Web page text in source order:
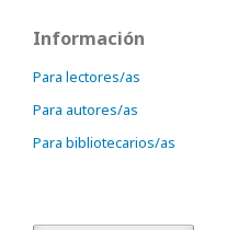
Información
Para lectores/as
Para autores/as
Para bibliotecarios/as